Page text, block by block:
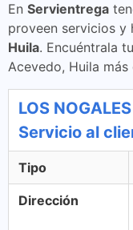
En Servientrega
proveen servicios y
Huila. Encuéntrala
Acevedo, Huila
LOS
Servicio al
Tipo
Dirección